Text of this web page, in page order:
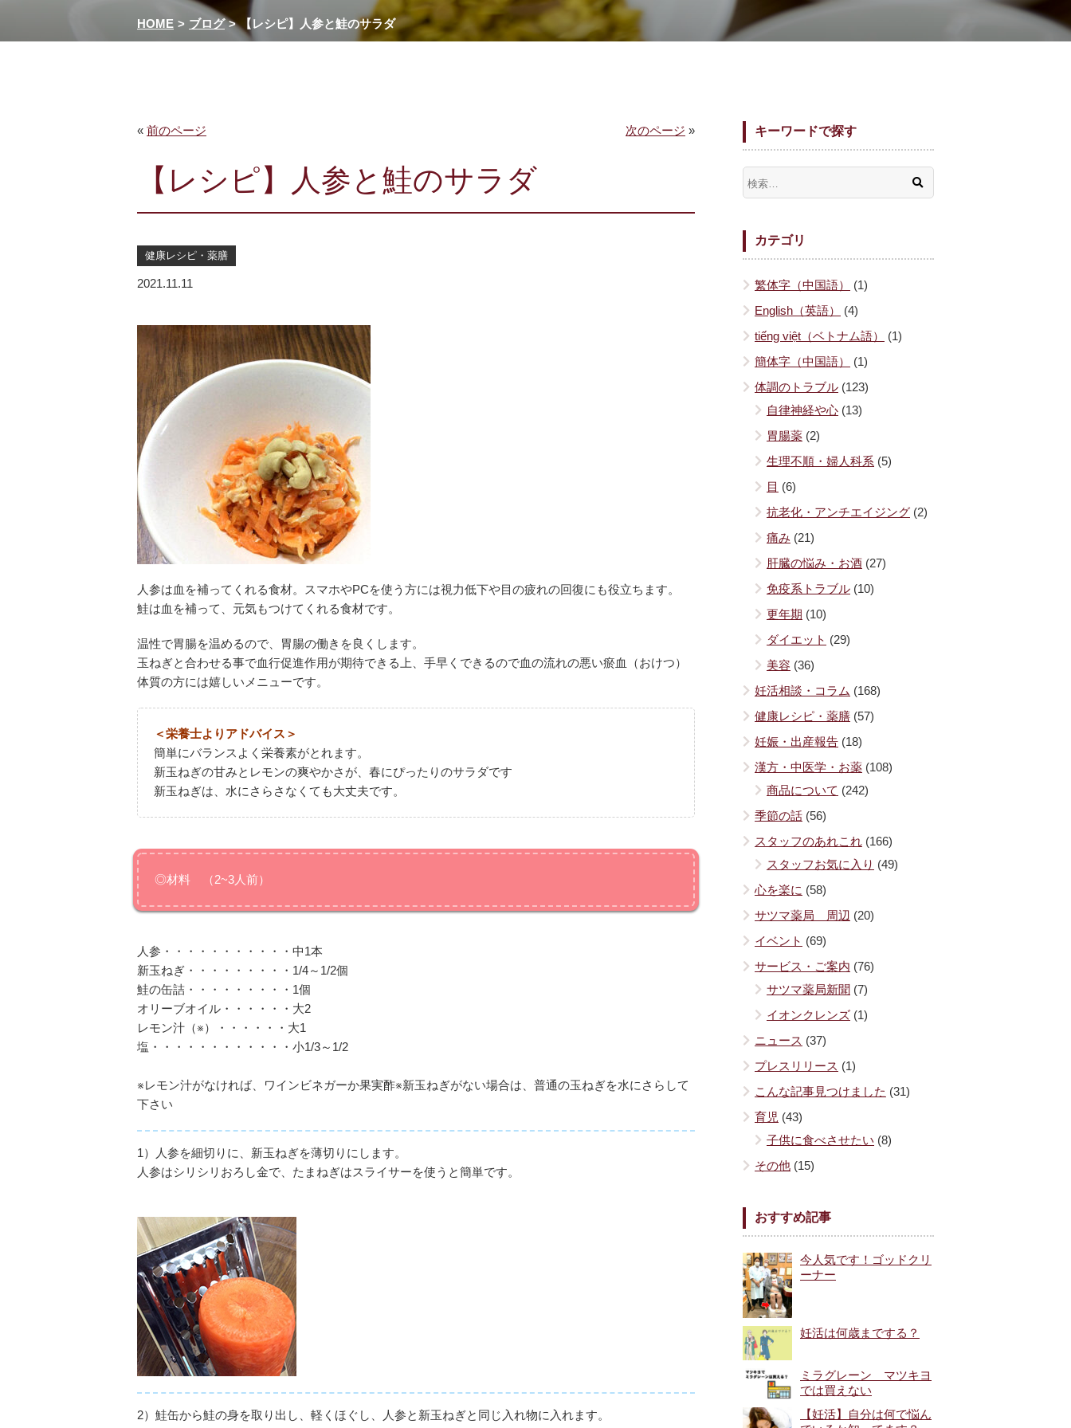
HOME ブログ 【レシピ】人参と鮭のサラダ
« 前のページ 次のページ »
【レシピ】人参と鮭のサラダ
健康レシピ・薬膳
2021.11.11
人参は血を補ってくれる食材。スマホやPCを使う方には視力低下や目の疲れの回復にも役立ちます。
鮭は血を補って、元気もつけてくれる食材です。
温性で胃腸を温めるので、胃腸の働きを良くします。
玉ねぎと合わせる事で血行促進作用が期待できる上、手早くできるので血の流れの悪い瘀血（おけつ）
体質の方には嬉しいメニューです。
＜栄養士よりアドバイス＞
簡単にバランスよく栄養素がとれます。
新玉ねぎの甘みとレモンの爽やかさが、春にぴったりのサラダです
新玉ねぎは、水にさらさなくても大丈夫です。
◎材料 （2~3人前）
人参・・・・・・・・・・・中1本
新玉ねぎ・・・・・・・・・1/4～1/2個
鮭の缶詰・・・・・・・・・1個
オリーブオイル・・・・・・大2
レモン汁（※）・・・・・・大1
塩・・・・・・・・・・・・小1/3～1/2
※レモン汁がなければ、ワインビネガーか果実酢※新玉ねぎがない場合は、普通の玉ねぎを水にさらして
下さい
1）人参を細切りに、新玉ねぎを薄切りにします。
人参はシリシリおろし金で、たまねぎはスライサーを使うと簡単です。
2） 鮭缶から鮭の身を取り出し、軽くほぐし、人参と新玉ねぎと同じ入れ物に入れます。
キーワードで探す
カテゴリ
繁体字（中国語）
(1)
English（英語）
(4)
tiếng việt（ベトナム語）
(1)
簡体字（中国語）
(1)
体調のトラブル (123)
自律神経や心 (13)
胃腸薬 (2)
生理不順・婦人科系 (5)
目 (6)
抗老化・アンチエイジング (2)
痛み (21)
肝臓の悩み・お酒 (27)
免疫系トラブル (10)
更年期 (10)
ダイエット (29)
美容 (36)
妊活相談・コラム (168)
健康レシピ・薬膳 (57)
妊娠・出産報告 (18)
漢方・中医学・お薬 (108)
商品について (242)
季節の話 (56)
スタッフのあれこれ (166)
スタッフお気に入り (49)
心を楽に (58)
サツマ薬局 周辺 (20)
イベント (69)
サービス・ご案内 (76)
サツマ薬局新聞 (7)
イオンクレンズ (1)
ニュース (37)
プレスリリース (1)
こんな記事見つけました (31)
育児 (43)
子供に食べさせたい (8)
その他 (15)
おすすめ記事
今人気です！ゴッドクリ
ーナー
妊活は何歳までする？
ミラグレーン マツキヨ
では買えない
【妊活】自分は何で悩ん